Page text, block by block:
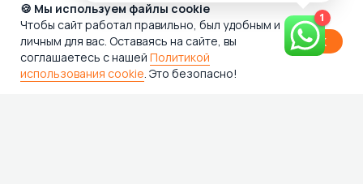
🍪 Мы используем файлы cookie
Чтобы сайт работал правильно, был удобным и
личным для вас. Оставаясь на сайте, вы
соглашаетесь с нашей Политикой
использования cookie. Это безопасно!
OK
1